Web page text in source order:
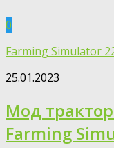
0
Farming Simulator
25.01.2023
Мод трактор
Farming